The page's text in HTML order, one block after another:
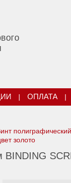
| ОПЛАТА |
золото